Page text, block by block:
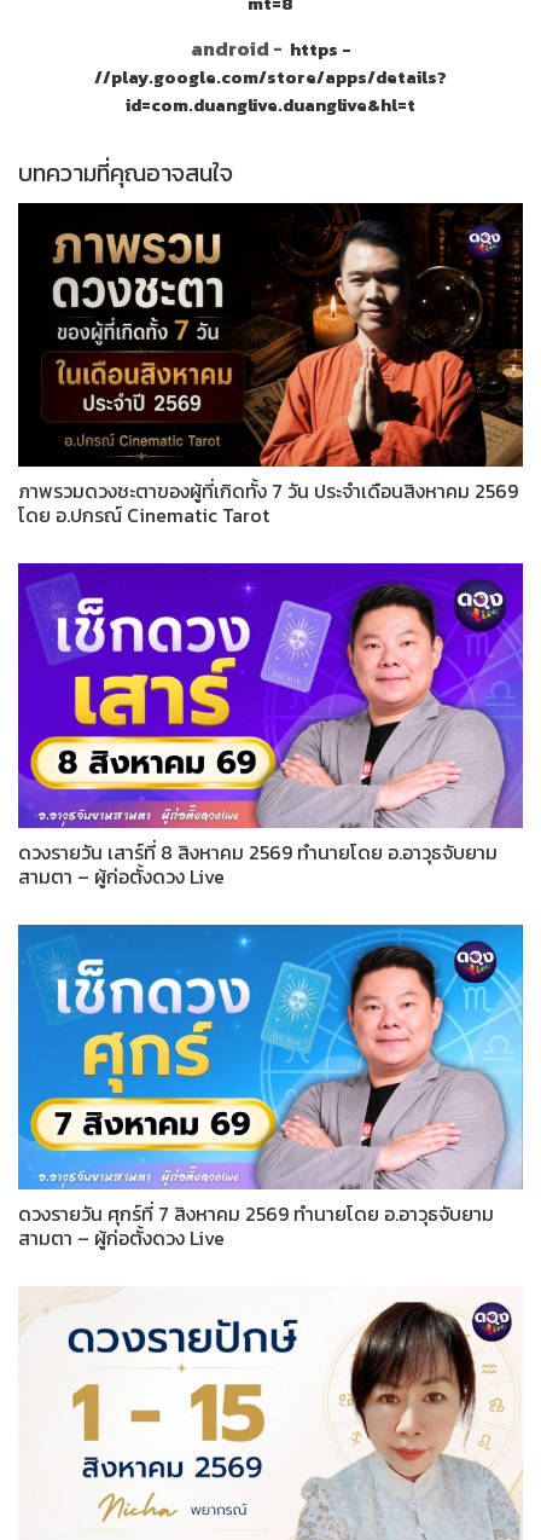
android - https -
//play.google.com/store/apps/details?
id=com.duanglive.duanglive&hl=t
บทความที่คุณอาจสนใจ
ภาพรวมดวงชะตาของผู้ที่เกิดทั้ง 7 วัน ประจำเดือนสิงหาคม 2569
โดย อ.ปกรณ์ Cinematic Tarot
ดวงรายวัน เสาร์ที่ 8 สิงหาคม 2569 ทำนายโดย อ.อาวุธจับยาม
สามตา – ผู้ก่อตั้งดวง Live
ดวงรายวัน ศุกร์ที่ 7 สิงหาคม 2569 ทำนายโดย อ.อาวุธจับยาม
สามตา – ผู้ก่อตั้งดวง Live